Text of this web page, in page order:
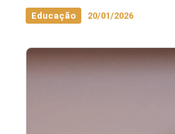
Educação 20/01/2026